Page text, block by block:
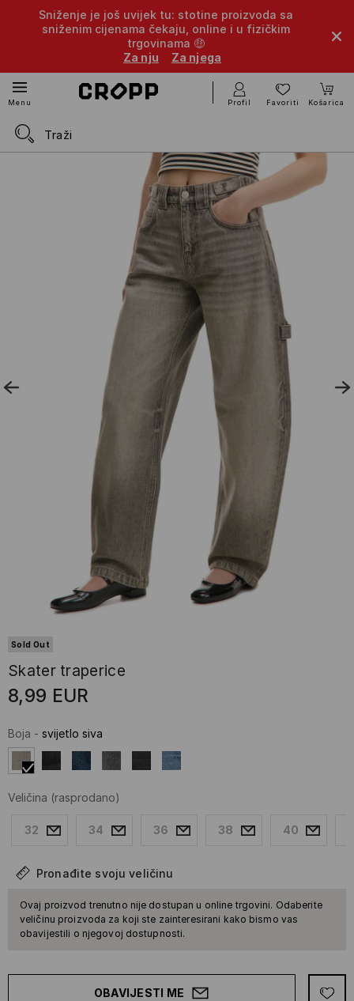
Sniženje je još uvijek tu: stotine proizvoda sa
sniženim cijenama čekaju, online i u fizičkim
trgovinama 🤑
Za nju
Za njega
Menu Profil Favoriti Košarica
Sold Out
Skater traperice
8,99 EUR
Boja - svijetlo siva
Veličina (rasprodano)
32 34 36 38 40
Pronađite svoju veličinu
Ovaj proizvod trenutno nije dostupan u online trgovini. Odaberite
veličinu proizvoda za koji ste zainteresirani kako bismo vas
obavijestili o njegovoj dostupnosti.
OBAVIJESTI ME